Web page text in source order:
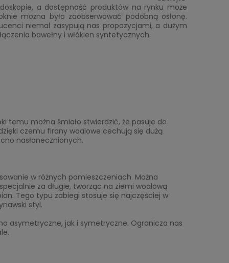
a dostępność produktów na rynku może
można było zaobserwować podobną osłonę.
niemal zasypują nas propozycjami, a dużym
bawełny i włókien syntetycznych.
temu można śmiało stwierdzić, że pasuje do
czemu firany woalowe cechują się dużą
nasłonecznionych.
w różnych pomieszczeniach. Można
za długie, tworząc na ziemi woalową
Tego typu zabiegi stosuje się najczęściej w
styl.
asymetryczne, jak i symetryczne. Ogranicza nas